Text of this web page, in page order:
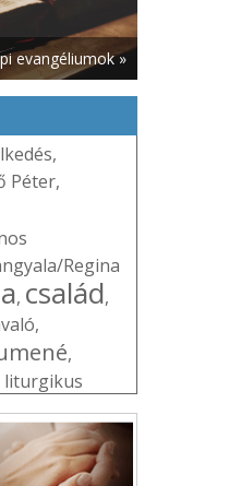
evangéliumok »
,
Péter,
Regina
, család,
,
,
liturgikus